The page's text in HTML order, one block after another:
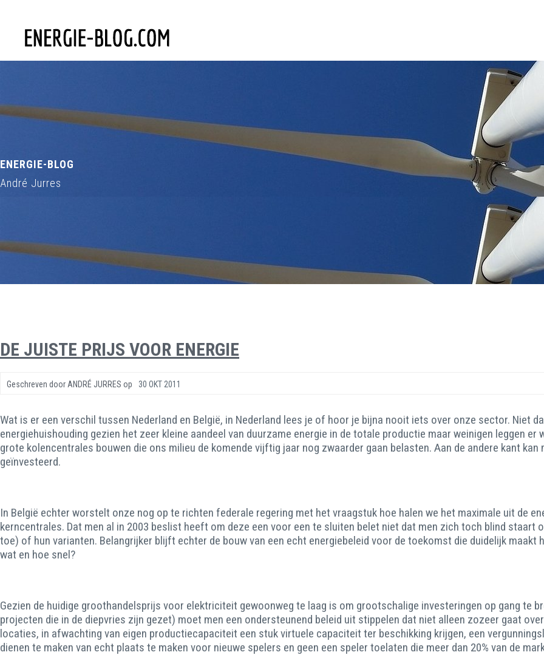
ENERGIE-BLOG
André Jurres
DE JUISTE PRIJS VOOR ENERGIE
Geschreven door ANDRÉ JURRES op 30 OKT 2011
Wat is er een verschil tussen Nederland en België, in Nederland lees je of hoor je bijna nooit iets over onze sector. Niet
energiehuishouding gezien het zeer kleine aandeel van duurzame energie in de totale productie maar weinigen leggen
grote kolencentrales bouwen die ons milieu de komende vijftig jaar nog zwaarder gaan belasten. Aan de andere kant
geïnvesteerd.
In België echter worstelt onze nog op te richten federale regering met het vraagstuk hoe halen we het maximale uit de
kerncentrales. Dat men al in 2003 beslist heeft om deze een voor een te sluiten belet niet dat men zich toch blind staart
toe) of hun varianten. Belangrijker blijft echter de bouw van een echt energiebeleid voor de toekomst die duidelijk maakt
wat en hoe snel?
Gezien de huidige groothandelsprijs voor elektriciteit gewoonweg te laag is om grootschalige investeringen op gang te
projecten die in de diepvries zijn gezet) moet men een ondersteunend beleid uit stippelen dat niet alleen zozeer gaat
locaties, in afwachting van eigen productiecapaciteit een stuk virtuele capaciteit ter beschikking krijgen, een
dienen te maken van echt plaats te maken voor nieuwe spelers en geen een speler toelaten die meer dan 20% van de